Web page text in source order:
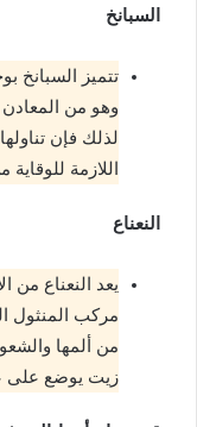
السبانخ
تتميز السبانخ
وهو من المعادن
لذلك فإن
اللازمة
النعناع
يعد النعناع من
مركب المنثول
من ألمها
زيت يوضع على